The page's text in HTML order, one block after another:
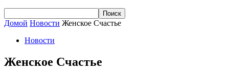
Домой Новости Женское Счастье
Новости
Женское Счастье